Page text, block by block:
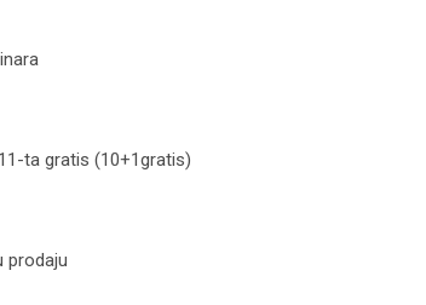
ta gratis (10+1gratis)
prodaju